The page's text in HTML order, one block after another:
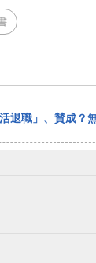
退職」、賛成？